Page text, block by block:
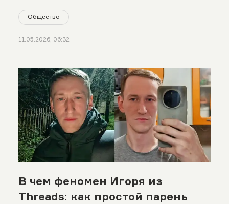
Общество
11.05.2026, 06:32
В чем феномен Игоря из
Threads: как простой парень